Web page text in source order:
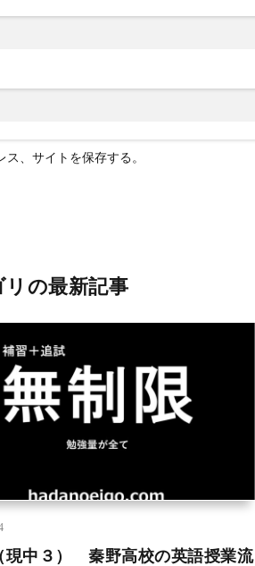
、サイトを保存する。
リの最新記事
現中３） 秦野高校の英語授業流